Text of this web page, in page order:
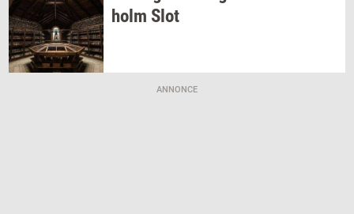
holm Slot
ANNONCE